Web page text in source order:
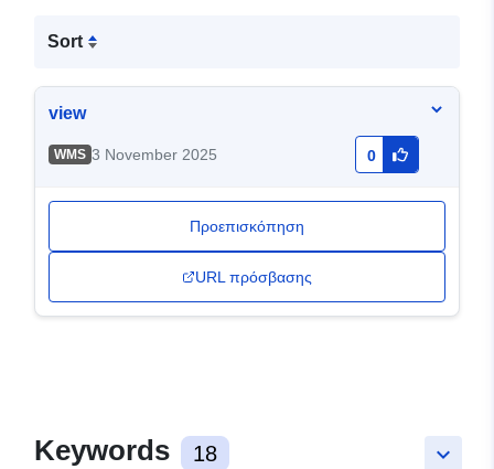
Sort
view
WMS 3 November 2025 0
Προεπισκόπηση
URL πρόσβασης
keyboard_arrow_down
Keywords 18